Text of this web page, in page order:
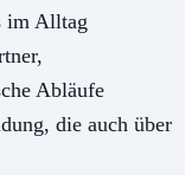
im Alltag
Abläufe
die auch über